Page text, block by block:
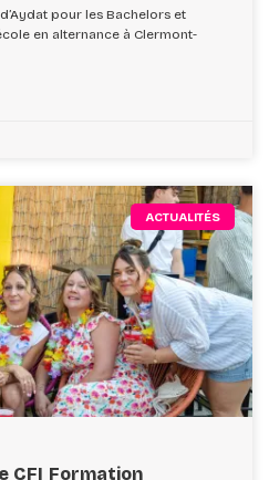
pour les Bachelors et
en alternance à Clermont-
ACTUALITÉS
CFI Formation